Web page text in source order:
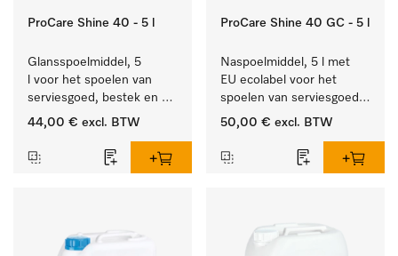
ProCare Shine 40 - 5 l
Glansspoelmiddel, 5
l voor het spoelen van
serviesgoed, bestek en
ideaal voor glazen.
44,00 € excl. BTW
ProCare Shine 40 GC - 5 l
Naspoelmiddel, 5 l met
EU ecolabel voor het
spoelen van serviesgoed,
bestek en glazen.
50,00 € excl. BTW